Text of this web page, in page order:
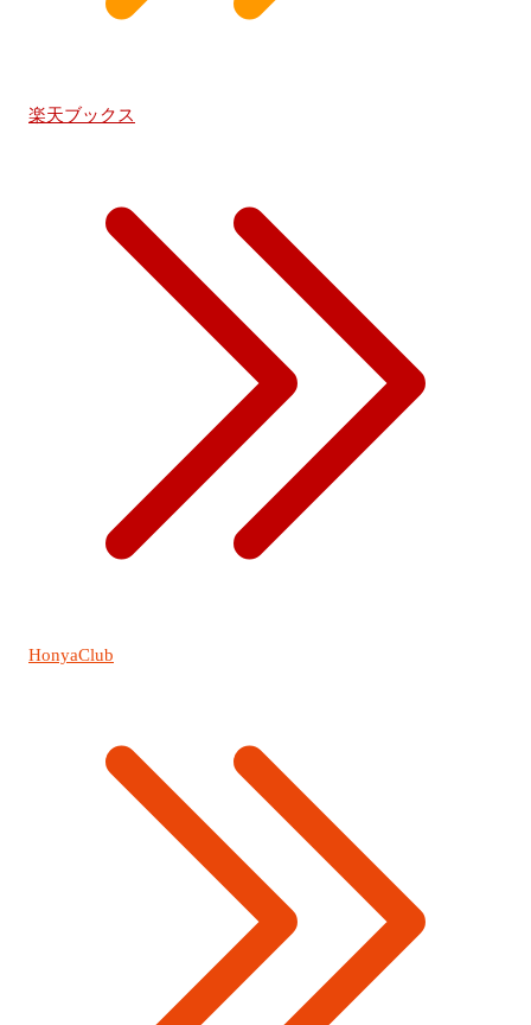
楽天ブックス
HonyaClub